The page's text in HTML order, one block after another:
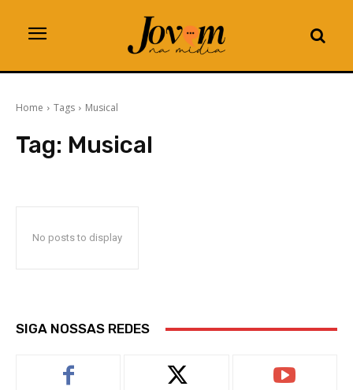
Home Tags Musical
Tag: Musical
No posts to display
SIGA NOSSAS REDES